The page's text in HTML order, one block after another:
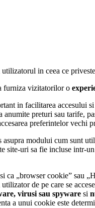
in ceea ce
furniza vizitatorilor o
in facilitarea
preturi sau tarife,
preferintelor vechi
modului cum sunt
uri sa fie incluse intr-
ca „browser cookie”
de pe care se
virusi sau spyware si
a unui cookie este